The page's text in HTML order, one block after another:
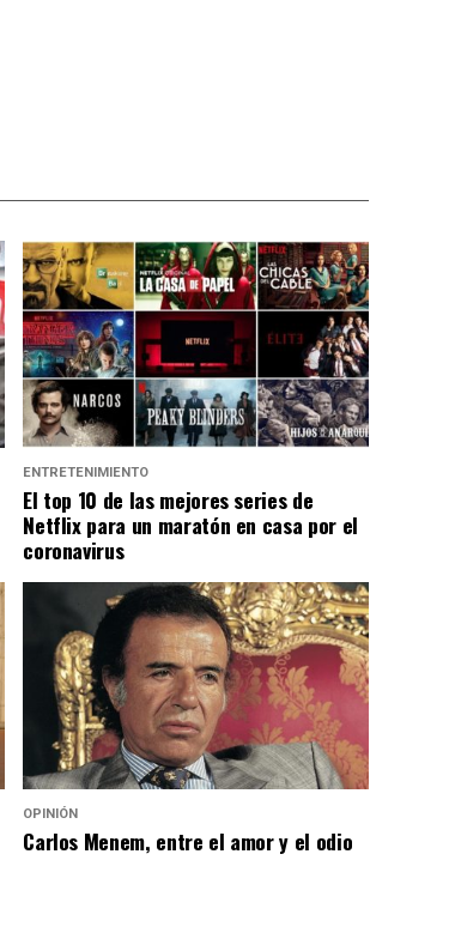
ENTRETENIMIENTO
El top 10 de las mejores series de
Netflix para un maratón en casa por el
coronavirus
OPINIÓN
Carlos Menem, entre el amor y el odio